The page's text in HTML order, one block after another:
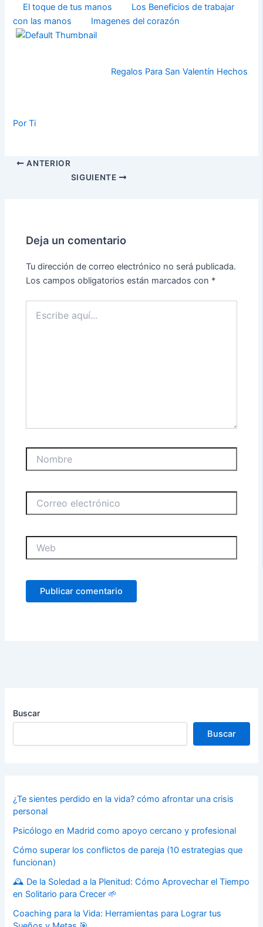
El toque de tus manos
Los Beneficios de trabajar
con las manos
Imagenes del corazón
Regalos Para San Valentín Hechos
Por Ti
ANTERIOR
SIGUIENTE
Deja un comentario
Tu dirección de correo electrónico no será publicada.
Los campos obligatorios están marcados con *
aquí...
electrónico
Buscar
Buscar
¿Te sientes perdido en la vida? cómo afrontar una crisis
personal
Psicólogo en Madrid como apoyo cercano y profesional
Cómo superar los conflictos de pareja (10 estrategias que
funcionan)
🕰️ De la Soledad a la Plenitud: Cómo Aprovechar el Tiempo
en Solitario para Crecer 🌱
Coaching para la Vida: Herramientas para Lograr tus